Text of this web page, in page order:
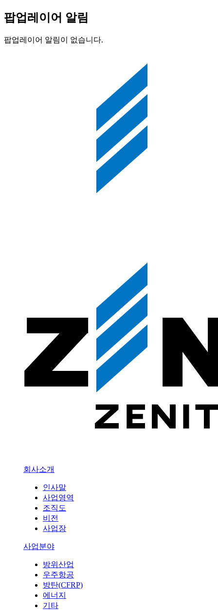
팝업레이어 알림
팝업레이어 알림이 없습니다.
회사소개
인사말
사업영역
조직도
비전
사업장
사업분야
방위산업
우주항공
방탄(CFRP)
에너지
기타